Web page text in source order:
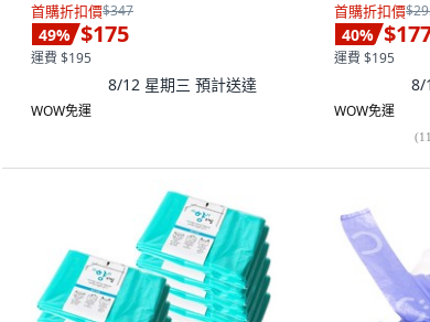
首購折扣價$347
49% $175
運費 $195
8/12 星期三 預計送達
WOW免運
首購折扣價
40%
運費 $195
8/
WOW免運
(11